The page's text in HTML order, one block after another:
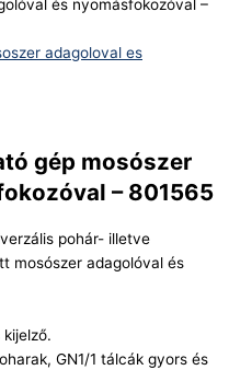
és nyomásfokozóval –
gép mosószer
– 801565
pohár- illetve
mosószer adagolóval és
GN1/1 tálcák gyors és